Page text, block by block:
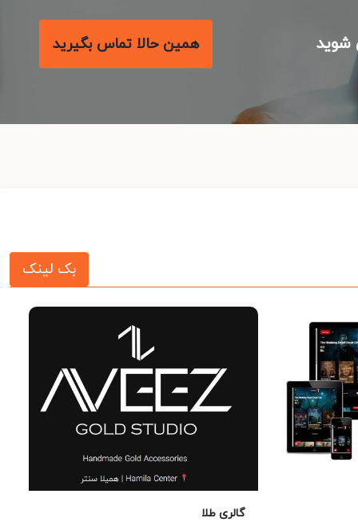
همین حالا تماس بگیرید
بک لینک
گالری طلا